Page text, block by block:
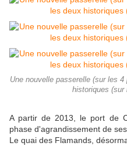
Une nouvelle passerelle (sur les
historiques (sur
A partir de 2013, le port de
phase d'agrandissement de
Le quai des Flamands,